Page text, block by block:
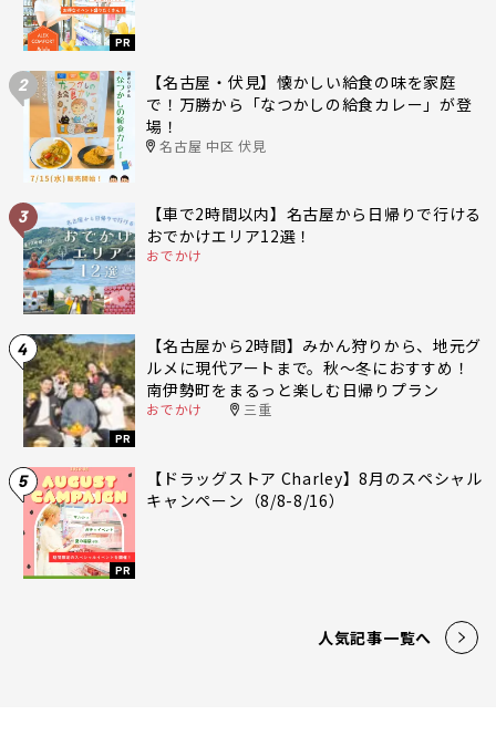
PR
2
【名古屋・伏見】懐かしい給食の味を家庭
で！万勝から「なつかしの給食カレー」が登
場！
名古屋 中区 伏見
3
【車で2時間以内】名古屋から日帰りで行ける
おでかけエリア12選！
おでかけ
4
PR
【名古屋から2時間】みかん狩りから、地元グ
ルメに現代アートまで。秋〜冬におすすめ！
南伊勢町をまるっと楽しむ日帰りプラン
おでかけ 三重
5
PR
【ドラッグストア Charley】8月のスペシャル
キャンペーン（8/8-8/16）
人気記事一覧へ